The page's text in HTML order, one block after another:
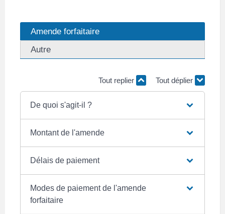
Amende forfaitaire
Autre
Tout replier Tout déplier
De quoi s'agit-il ?
Montant de l'amende
Délais de paiement
Modes de paiement de l'amende
forfaitaire